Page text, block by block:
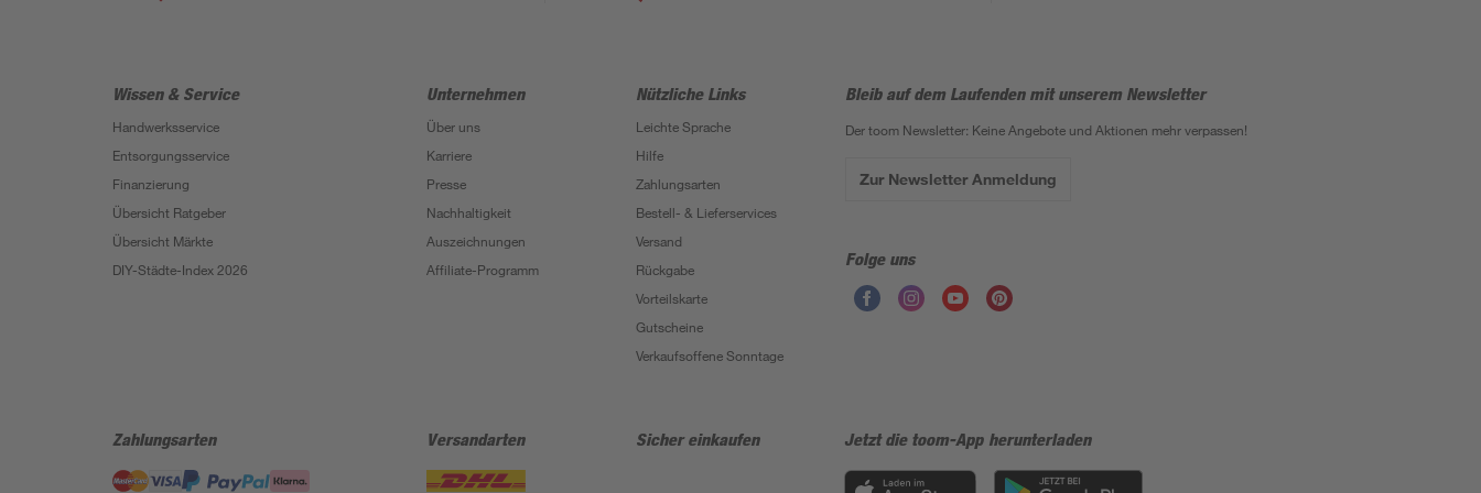
Wissen & Service
Handwerksservice
Entsorgungsservice
Finanzierung
Übersicht Ratgeber
Übersicht Märkte
DIY-Städte-Index 2026
Unternehmen
Über uns
Karriere
Presse
Nachhaltigkeit
Auszeichnungen
Affiliate-Programm
Nützliche Links
Leichte Sprache
Hilfe
Zahlungsarten
Bestell- & Lieferservices
Versand
Rückgabe
Vorteilskarte
Gutscheine
Verkaufsoffene Sonntage
Bleib auf dem Laufenden mit unserem Newsletter
Der toom Newsletter: Keine Angebote und Aktionen mehr verpassen!
Zur Newsletter Anmeldung
Folge uns
Zahlungsarten Versandarten Sicher einkaufen Jetzt die toom-App herunterladen